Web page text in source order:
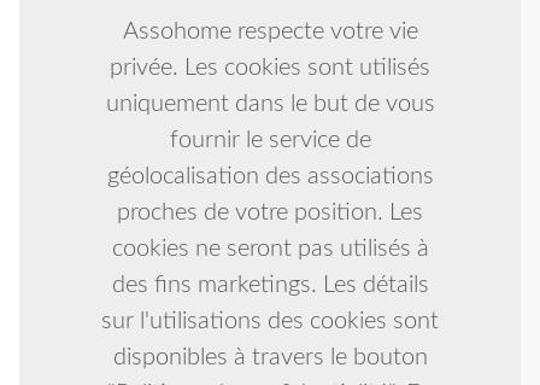
Assohome respecte votre vie
privée. Les cookies sont utilisés
uniquement dans le but de vous
fournir le service de
géolocalisation des associations
proches de votre position. Les
cookies ne seront pas utilisés à
des fins marketings. Les détails
sur l'utilisations des cookies sont
disponibles à travers le bouton